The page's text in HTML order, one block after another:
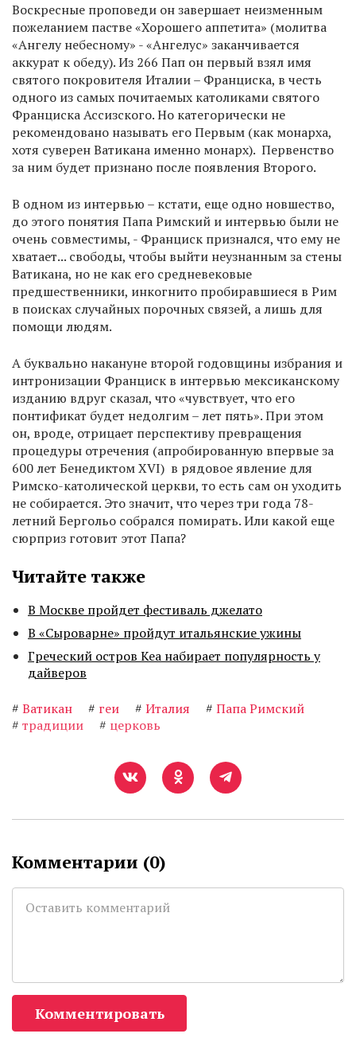
Воскресные проповеди он завершает неизменным
пожеланием пастве «Хорошего аппетита» (молитва
«Ангелу небесному» - «Ангелус» заканчивается
аккурат к обеду). Из 266 Пап он первый взял имя
святого покровителя Италии – Франциска, в честь
одного из самых почитаемых католиками святого
Франциска Ассизского. Но категорически не
рекомендовано называть его Первым (как монарха,
хотя суверен Ватикана именно монарх). Первенство
за ним будет признано после появления Второго.
В одном из интервью – кстати, еще одно новшество,
до этого понятия Папа Римский и интервью были не
очень совместимы, - Франциск признался, что ему не
хватает... свободы, чтобы выйти неузнанным за стены
Ватикана, но не как его средневековые
предшественники, инкогнито пробиравшиеся в Рим
в поисках случайных порочных связей, а лишь для
помощи людям.
А буквально накануне второй годовщины избрания и
интронизации Франциск в интервью мексиканскому
изданию вдруг сказал, что «чувствует, что его
понтификат будет недолгим – лет пять». При этом
он, вроде, отрицает перспективу превращения
процедуры отречения (апробированную впервые за
600 лет Бенедиктом XVI) в рядовое явление для
Римско-католической церкви, то есть сам он уходить
не собирается. Это значит, что через три года 78-
летний Бергольо собрался помирать. Или какой еще
сюрприз готовит этот Папа?
Читайте также
В Москве пройдет фестиваль джелато
В «Сыроварне» пройдут итальянские ужины
Греческий остров Кеа набирает популярность у
дайверов
# Ватикан # геи # Италия # Папа Римский
# традиции # церковь
Комментарии (0)
Комментировать